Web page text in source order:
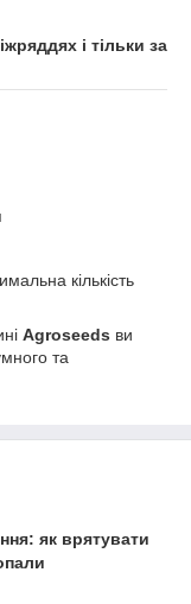
і тільки за
кількість
Agroseeds ви
та
як врятувати